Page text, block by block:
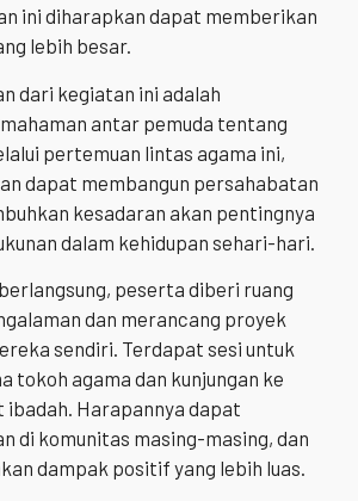
ini diharapkan dapat memberikan
lebih besar.
dari kegiatan ini adalah
antar pemuda tentang
pertemuan lintas agama ini,
dapat membangun persahabatan
kesadaran akan pentingnya
dalam kehidupan sehari-hari.
peserta diberi ruang
dan merancang proyek
sendiri. Terdapat sesi untuk
tokoh agama dan kunjungan ke
Harapannya dapat
di komunitas masing-masing, dan
dampak positif yang lebih luas.